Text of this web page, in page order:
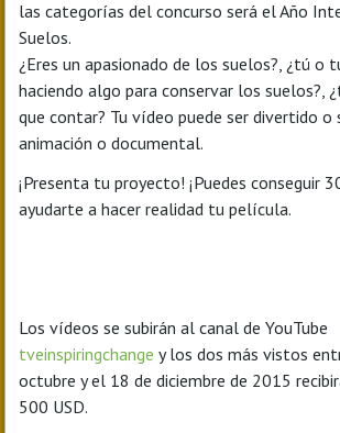
las categorías del concurso será el Año
Suelos.
¿Eres un apasionado de los suelos?, ¿tú o
haciendo algo para conservar los suelos?,
que contar? Tu vídeo puede ser divertido o
animación o documental.
¡Presenta tu proyecto! ¡Puedes conseguir
ayudarte a hacer realidad tu película.
Los vídeos se subirán al canal de YouTube
tveinspiringchange y los dos más vistos
octubre y el 18 de diciembre de 2015
500 USD.